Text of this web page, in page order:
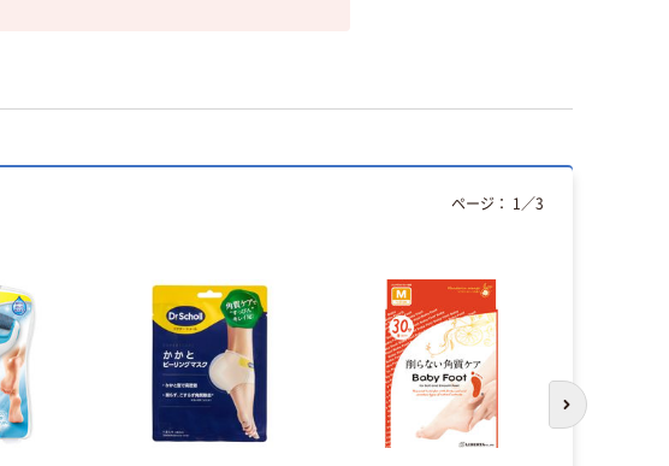
ページ： 1 ／3
次のスライド